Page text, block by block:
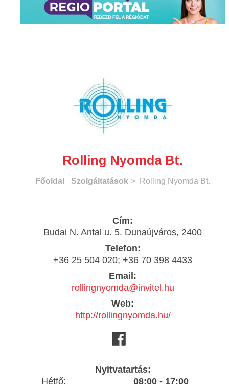
Rolling Nyomda Bt.
Főoldal Szolgáltatások > Rolling Nyomda Bt.
Cím:
Budai N. Antal u. 5. Dunaújváros, 2400
Telefon:
+36 25 504 020; +36 70 398 4433
Email:
rollingnyomda@invitel.hu
Web:
http://rollingnyomda.hu/
Nyitvatartás:
Hétfő:
08:00 - 17:00